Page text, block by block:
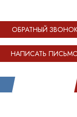
ОБРАТНЫЙ
НАПИСАТЬ